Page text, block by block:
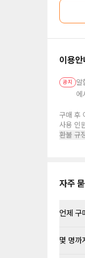
이용안
공지
알
에
구매 후
사용 인
환불 규
자주
언제 구
몇 명까